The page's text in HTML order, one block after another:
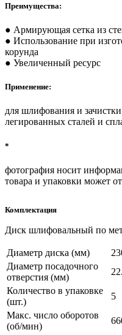
Преимущества:
● Армирующая сетка из
● Использование при
корунда
● Увеличенный ресурс
Применение:
для шлифования и
легированных сталей и
*
фотография носит
товара и упаковки может
Комплектация
Диск шлифовальный по
Диаметр диска (мм)
Диаметр посадочного
отверстия (мм)
Количество в упаковке
(шт.)
5
Макс. число оборотов
(об/мин)